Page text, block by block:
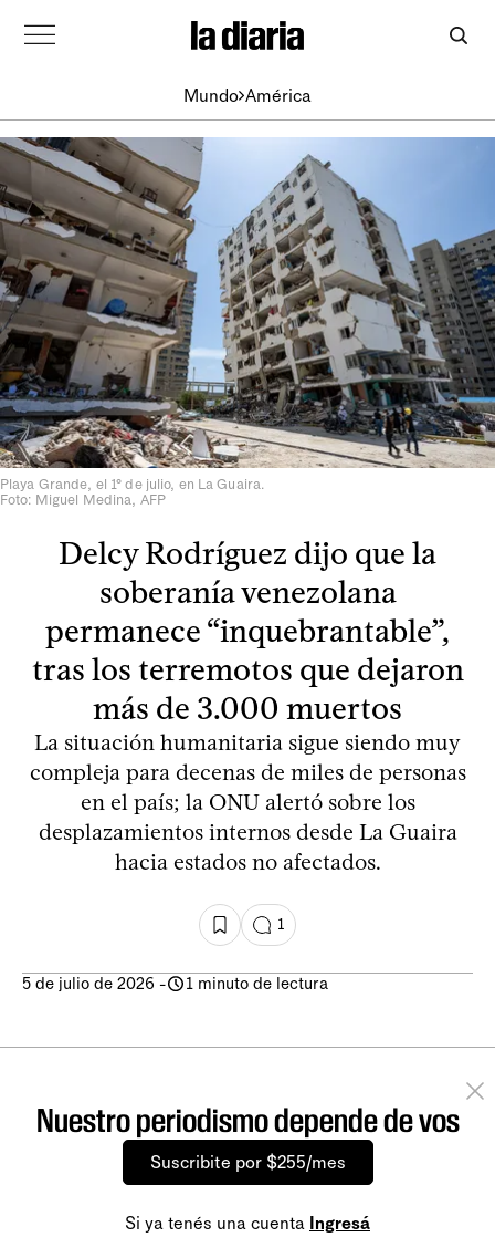
Mundo América
Playa Grande, el 1° de julio, en La Guaira.
Foto: Miguel Medina, AFP
Delcy Rodríguez dijo que la
soberanía venezolana
permanece “inquebrantable”,
tras los terremotos que dejaron
más de 3.000 muertos
La situación humanitaria sigue siendo muy
compleja para decenas de miles de personas
en el país; la ONU alertó sobre los
desplazamientos internos desde La Guaira
hacia estados no afectados.
1
5 de julio de 2026 - 1 minuto de lectura
Nuestro periodismo depende de vos
Suscribite por $255/mes
Si ya tenés una cuenta Ingresá